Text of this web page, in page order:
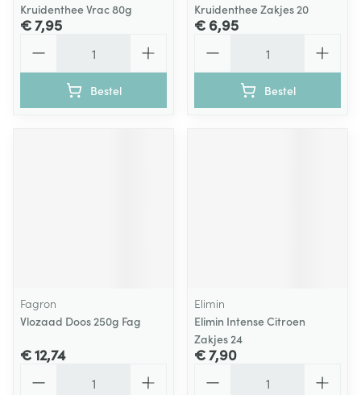
Kruidenthee Vrac 80g
€ 7,95
Bestel
Kruidenthee Zakjes 20
€ 6,95
Bestel
Fagron
Vlozaad Doos 250g Fag
€ 12,74
Elimin
Elimin Intense Citroen
Zakjes 24
€ 7,90